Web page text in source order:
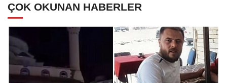
ÇOK OKUNAN HABERLER